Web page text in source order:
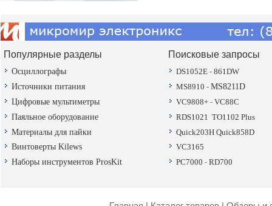
Популярные разделы Поисковые запросы
Осциллографы
Источники питания
Цифровые мультиметры
Паяльное оборудование
Материалы для пайки
Винтоверты Kilews
Наборы инструментов ProsKit
DS1052E - 861DW
MS8910 - MS8211D
VC9808+ - VC88C
RDS1021 TO1102 Plus
Quick203H Quick858D
VC3165
PC7000 - RD700